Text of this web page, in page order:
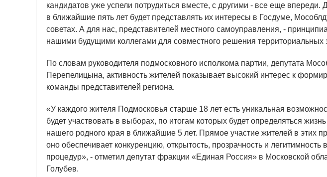
кандидатов уже успели потрудиться вместе, с другими - все еще впереди.
в ближайшие пять лет будет представлять их интересы в Госдуме,
советах. А для нас, представителей местного самоуправления, -
нашими будущими коллегами для совместного решения территориальных
По словам руководителя подмосковного исполкома партии, депутата
Перепелицына, активность жителей показывает высокий интерес к
команды представителей региона.
«У каждого жителя Подмосковья старше 18 лет есть уникальная
будет участвовать в выборах, по итогам которых будет определяться
нашего родного края в ближайшие 5 лет. Прямое участие жителей в этих
оно обеспечивает конкуренцию, открытость, прозрачность и
процедур», - отметил депутат фракции «Единая Россия» в Московской
Голубев.